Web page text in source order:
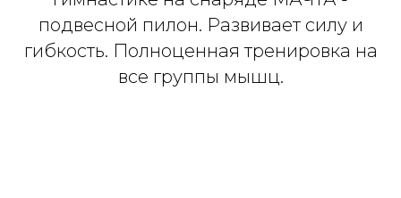
подвесной пилон. Развивает силу и
гибкость. Полноценная тренировка на
все группы мышц.